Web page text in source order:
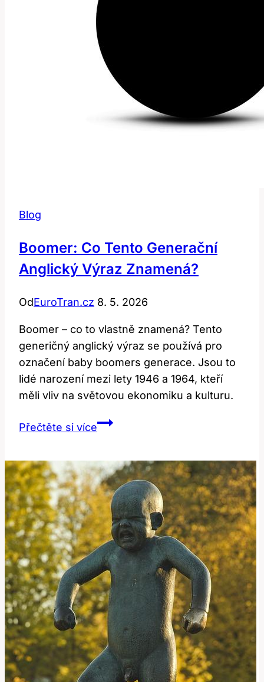
Blog
Boomer: Co Tento Generační
Anglický Výraz Znamená?
OdEuroTran.cz 8. 5. 2026
Boomer – co to vlastně znamená? Tento
generičný anglický výraz se používá pro
označení baby boomers generace. Jsou to
lidé narození mezi lety 1946 a 1964, kteří
měli vliv na světovou ekonomiku a kulturu.
Přečtěte si víceBoomer:
Generační
Anglický
Výraz
Znamená?